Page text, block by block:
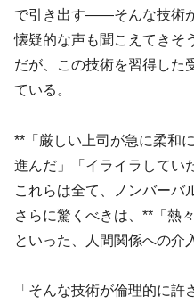
で引き出す——そんな技術
懐疑的な声も聞こえてきそ
だが、この技術を習得した
ている。
**「厳しい上司が急に柔和
進んだ」「イライラしてい
これらは全て、ノンバーバ
さらに驚くべきは、**「熱
といった、人間関係への介
「そんな技術が倫理的に許